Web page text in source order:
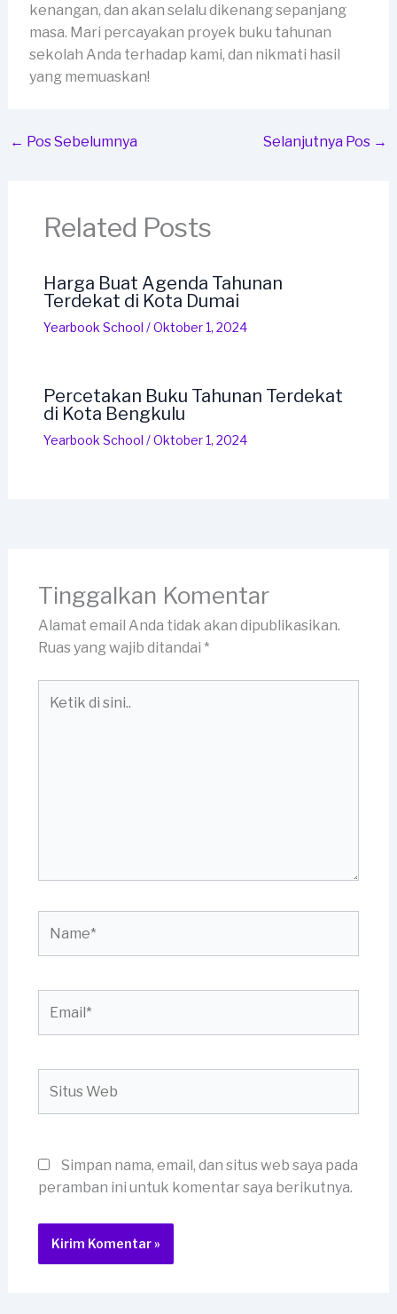
kenangan, dan akan selalu dikenang sepanjang
masa. Mari percayakan proyek buku tahunan
sekolah Anda terhadap kami, dan nikmati hasil
yang memuaskan!
← Pos Sebelumnya Selanjutnya Pos →
Related Posts
Harga Buat Agenda Tahunan
Terdekat di Kota Dumai
Yearbook School /Oktober 1, 2024
Percetakan Buku Tahunan Terdekat
di Kota Bengkulu
Yearbook School /Oktober 1, 2024
Tinggalkan Komentar
Alamat email Anda tidak akan dipublikasikan.
Ruas yang wajib ditandai *
Web
Simpan nama, email, dan situs web saya pada
peramban ini untuk komentar saya berikutnya.